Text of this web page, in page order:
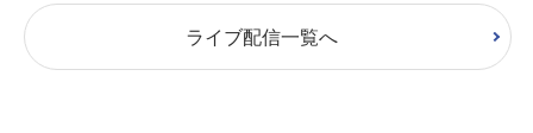
ライブ配信一覧へ